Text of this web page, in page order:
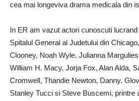
cea mai longeviva drama medicala din
In ER am vazut actori cunoscuti
Spitalul General al Judetului din
Clooney, Noah Wyle, Julianna
William H. Macy, Jorja Fox, Alan Alda,
Cromwell, Thandie Newton, Danny.
Stanley Tucci si Steve Buscemi, printre